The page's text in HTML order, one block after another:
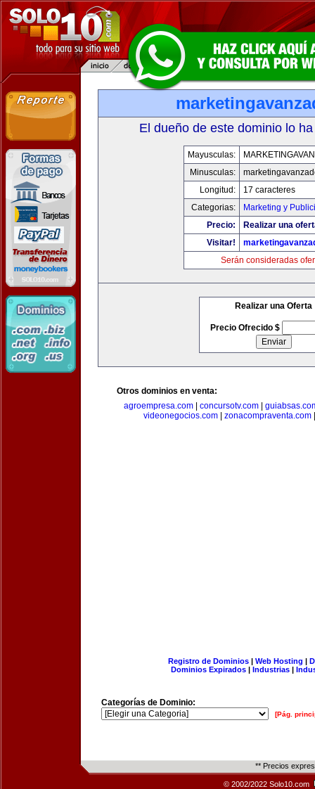
El dueño de este dominio lo
Mayusculas:
Minusculas:
Longitud:
17 caracteres
Categorias:
Marketing y
Precio:
Realizar una
Visitar!
Serán consideradas
Realizar una Oferta
Precio Ofrecido $
Otros dominios en venta:
agroempresa.com
concursotv.com
videonegocios.com
zonacompraventa.com
Registro de Dominios| Web Hosting |
Dominios Expirados | Industrias |
Categorías de Dominio:
[Pág.
** Precios
© 2002/2022 Solo10.com